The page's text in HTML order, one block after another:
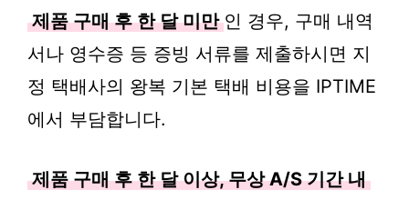
제품 구매 후 한 달 미만 인 경우, 구매 내역
서나 영수증 등 증빙 서류를 제출하시면 지
정 택배사의 왕복 기본 택배 비용을 IPTIME
에서 부담합니다.
제품 구매 후 한 달 이상, 무상 A/S 기간 내